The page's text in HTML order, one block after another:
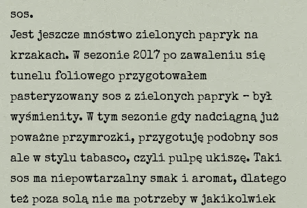
sos.
Jest jeszcze mnóstwo zielonych papryk na
krzakach. W sezonie 2017 po zawaleniu się
tunelu foliowego przygotowałem
pasteryzowany sos z zielonych papryk – był
wyśmienity. W tym sezonie gdy nadciągną już
poważne przymrozki, przygotuję podobny sos
ale w stylu tabasco, czyli pulpę ukiszę. Taki
sos ma niepowtarzalny smak i aromat, dlatego
też poza solą nie ma potrzeby w jakikolwiek